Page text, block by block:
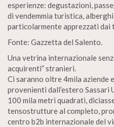
esperienze: degustazioni,
di vendemmia turistica,
particolarmente apprezzati dai
Fonte: Gazzetta del Salento.
Una vetrina internazionale
acquirenti” stranieri.
Ci saranno oltre 4mila aziende
provenienti dall’estero
100 mila metri quadrati,
tensostrutture al completo,
centro b2b internazionale del